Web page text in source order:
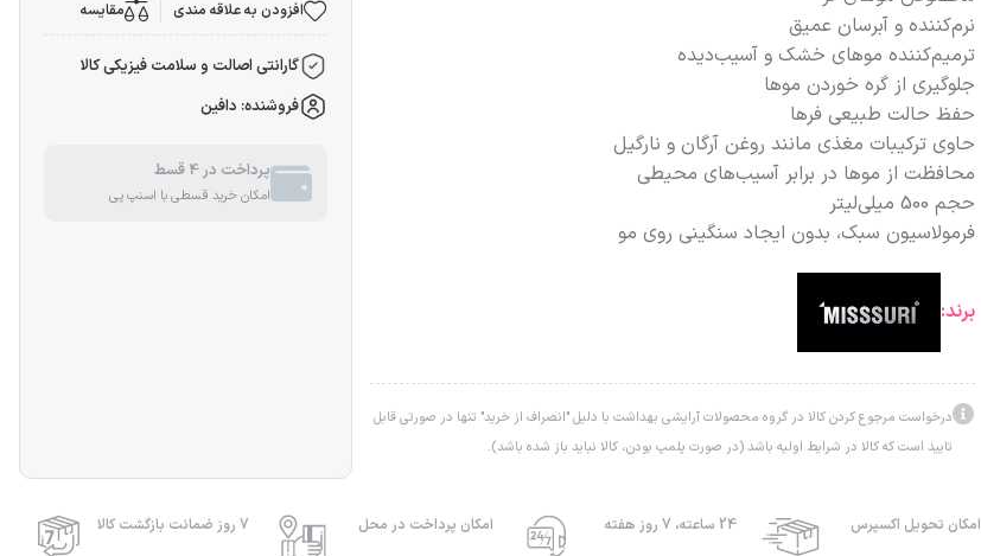
نرم‌کننده و آبرسان عمیق
ترمیم‌کننده موهای خشک و آسیب‌دیده
جلوگیری از گره خوردن موها
حفظ حالت طبیعی فرها
حاوی ترکیبات مغذی مانند روغن آرگان و نارگیل
محافظت از موها در برابر آسیب‌های محیطی
حجم 500 میلی‌لیتر
فرمولاسیون سبک، بدون ایجاد سنگینی روی مو
برند:
درخواست مرجوع کردن کالا در گروه محصولات آرایشی بهداشت با دلیل "انصراف از خرید" تنها در صورتی قابل
تایید است که کالا در شرایط اولیه باشد (در صورت پلمپ بودن، کالا نباید باز شده باشد).
افزودن به علاقه مندی مقایسه
گارانتی اصالت و سلامت فیزیکی کالا
فروشنده: دافین
پرداخت در 4 قسط
امکان خرید قسطی با اسنپ پی
امکان تحویل اکسپرس 24 ساعته، 7 روز هفته امکان پرداخت در محل 7 روز ضمانت بازگشت کالا